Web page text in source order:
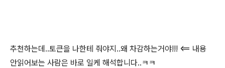
추천하는데..토큰을 나한테 줘야지..왜 차감하는거야!!! <== 내용
안읽어보는 사람은 바로 일케 해석합니다..ㅋㅋ